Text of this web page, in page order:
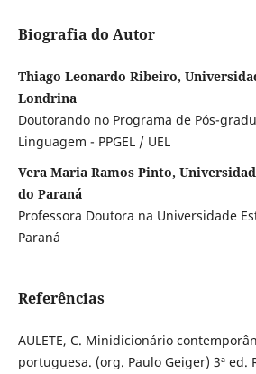
Biografia do Autor
Thiago Leonardo Ribeiro,
Londrina
Doutorando no Programa de Pós-
Linguagem - PPGEL / UEL
Vera Maria Ramos Pinto,
do Paraná
Professora Doutora na Universidade
Paraná
Referências
AULETE, C. Minidicionário
portuguesa. (org. Paulo Geiger) 3ª ed.